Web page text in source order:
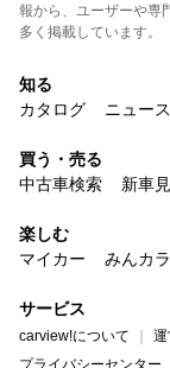
報から、ユーザーや専
多く掲載しています。
知る
カタログ
ニュース
買う・売る
中古車検索
新車
楽しむ
マイカー
みんカラ
サービス
carview!について 運